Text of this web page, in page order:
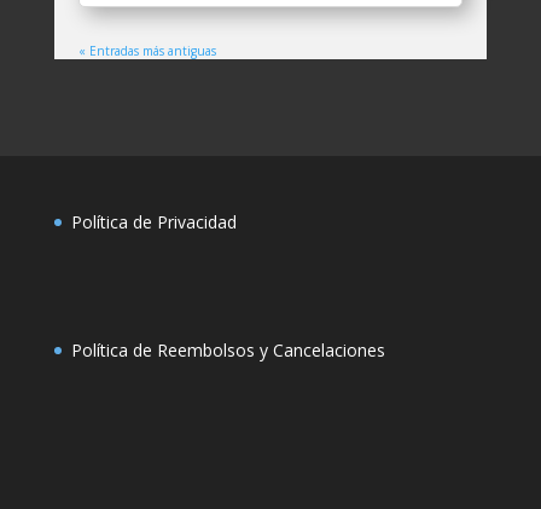
« Entradas más antiguas
Política de Privacidad
Política de Reembolsos y Cancelaciones